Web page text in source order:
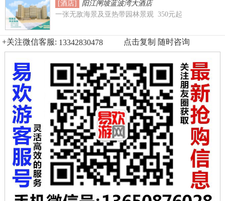
[酒店]
阳江闸坡蓝波湾大酒店
一张无敌海景及亚热带园林景观 350元起
+关注微信客服: 点击复制 随时咨询